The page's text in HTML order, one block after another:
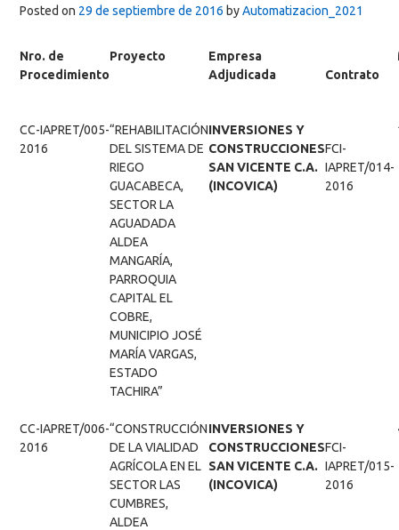
Posted on 29 de septiembre de 2016 byAutomatizacion_2021
Nro. de
Procedimiento
Proyecto
Empresa
Adjudicada
Contrato
CC-IAPRET/005-
2016
“REHABILITACIÓN
DEL SISTEMA DE
RIEGO
GUACABECA,
SECTOR LA
AGUADADA
ALDEA
MANGARÍA,
PARROQUIA
CAPITAL EL
COBRE,
MUNICIPIO JOSÉ
MARÍA VARGAS,
ESTADO
TACHIRA”
INVERSIONES Y
CONSTRUCCIONES
SAN VICENTE C.A.
(INCOVICA)
FCI-
IAPRET/014-
2016
CC-IAPRET/006-
2016
“CONSTRUCCIÓN
DE LA VIALIDAD
AGRÍCOLA EN EL
SECTOR LAS
CUMBRES,
ALDEA
INVERSIONES Y
CONSTRUCCIONES
SAN VICENTE C.A.
(INCOVICA)
FCI-
IAPRET/015-
2016